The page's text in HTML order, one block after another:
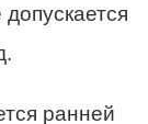
ранней